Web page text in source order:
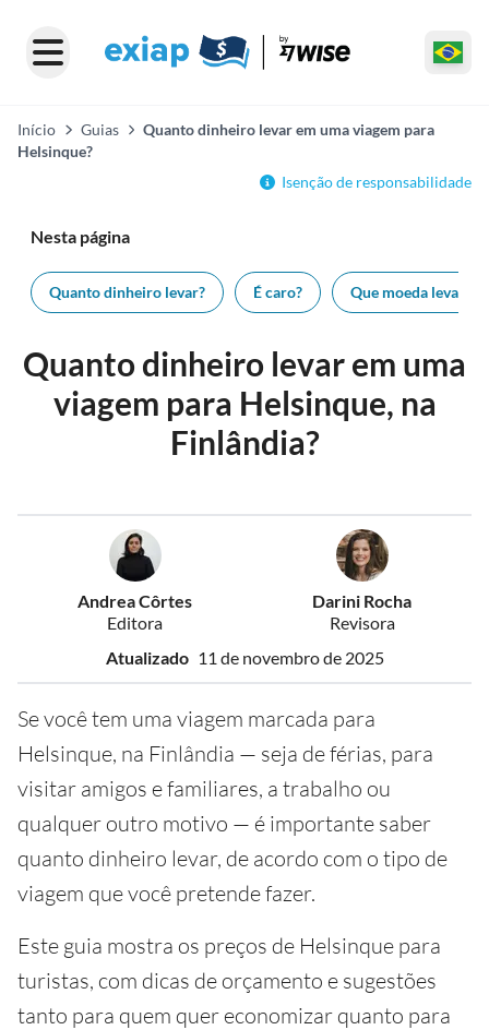
Início Guias
Quanto dinheiro levar em uma viagem para
Helsinque?
Isenção de responsabilidade
Nesta página
Quanto dinheiro levar? É caro? Que moeda levar?
Quanto dinheiro levar em uma
viagem para Helsinque, na
Finlândia?
Andrea Côrtes
Editora
Darini Rocha
Revisora
Atualizado 11 de novembro de 2025
Se você tem uma viagem marcada para
Helsinque, na Finlândia — seja de férias, para
visitar amigos e familiares, a trabalho ou
qualquer outro motivo — é importante saber
quanto dinheiro levar, de acordo com o tipo de
viagem que você pretende fazer.
Este guia mostra os preços de Helsinque para
turistas, com dicas de orçamento e sugestões
tanto para quem quer economizar quanto para